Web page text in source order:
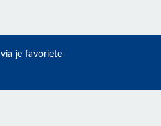
je favoriete